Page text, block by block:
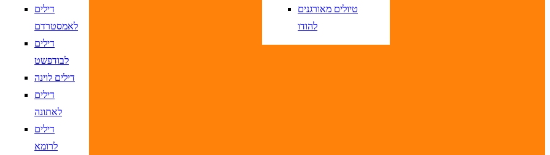
דילים
לאמסטרדם
דילים
לבודפשט
דילים לוינה
דילים
לאתונה
דילים
לרומא
טיולים מאורגנים
להודו
הקלד יעד או עבור לכפתור הבא